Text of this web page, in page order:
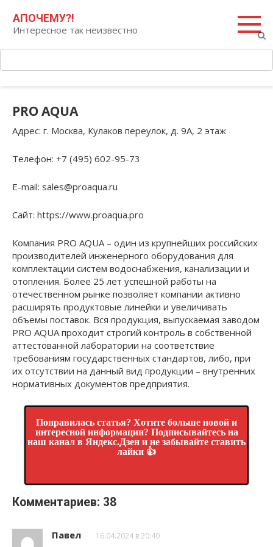
контенту
АПОЧЕМУ?!
Интересное так неизвестно
PRO AQUA
Адрес: г. Москва, Кулаков переулок, д. 9А, 2 этаж
Телефон: +7 (495) 602-95-73
E-mail: sales@proaqua.ru
Сайт: https://www.proaqua.pro
Компания PRO AQUA – один из крупнейших российских
производителей инженерного оборудования для
комплектации систем водоснабжения, канализации и
отопления. Более 25 лет успешной работы на
отечественном рынке позволяет компании активно
расширять продуктовые линейки и увеличивать
объемы поставок. Вся продукция, выпускаемая заводом
PRO AQUA проходит строгий контроль в собственной
аттестованной лаборатории на соответствие
требованиям государственных стандартов, либо, при
их отсутствии на данный вид продукции – внутренних
нормативных документов предприятия.
Понравилась статья? Хотите больше новой и
интересной информации? Подписывайтесь на
наш канал в Яндекс.Дзен и не забывайте ставить
лайки 👍
Комментариев: 38
Павел 16.04.2024 в 20:40